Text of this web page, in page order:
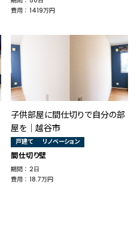
費用 ： 1419万円
子供部屋に間仕切りで自分の部
屋を│越谷市
戸建て リノベーション
間仕切り壁
期間 ： 2日
費用 ： 18.7万円